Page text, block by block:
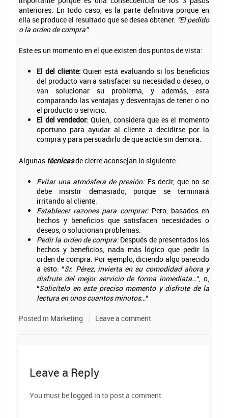
anteriores. En todo caso, es la parte definitiva porque en
ella se produce el resultado que se desea obtener: “El pedido
o la orden de compra”.
Este es un momento en el que existen dos puntos de vista:
El del cliente: Quien está evaluando si los beneficios
del producto van a satisfacer su necesidad o deseo, o
van solucionar su problema, y además, esta
comparando las ventajas y desventajas de tener o no
el producto o servicio.
El del vendedor: Quien, considera que es el momento
oportuno para ayudar al cliente a decidirse por la
compra y para persuadirlo de que actúe sin demora.
Algunas técnicasde cierre aconsejan lo siguiente:
Evitar una atmósfera de presión:Es decir, que no se
debe insistir demasiado, porque se terminará
irritando al cliente.
Establecer razones para comprar:Pero, basados en
hechos y beneficios que satisfacen necesidades o
deseos, o solucionan problemas.
Pedir la orden de compra:Después de presentados los
hechos y beneficios, nada más lógico que pedir la
orden de compra. Por ejemplo, diciendo algo parecido
a esto: “Sr. Pérez, invierta en su comodidad ahora y
disfrute del mejor servicio de forma inmediata…“, o,
“Solicítelo en este preciso momento y disfrute de la
lectura en unos cuantos minutos…“
Posted in Marketing Leave a comment
Leave a Reply
You must be logged in to post a comment.